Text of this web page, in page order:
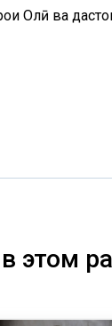
Олӣ ва
этом